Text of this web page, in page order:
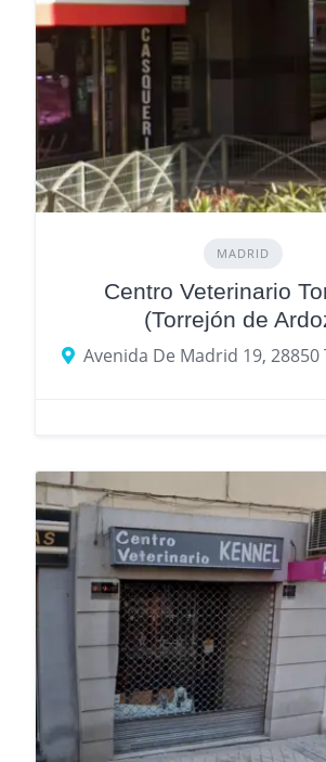
MADRID
Centro Veterinario
(Torrejón de